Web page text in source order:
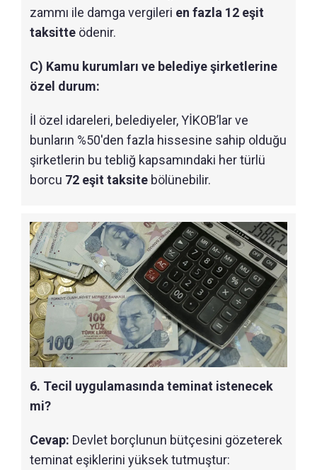
zammı ile damga vergileri en fazla 12 eşit
taksitte ödenir.
C) Kamu kurumları ve belediye şirketlerine
özel durum:
İl özel idareleri, belediyeler, YİKOB’lar ve
bunların %50'den fazla hissesine sahip olduğu
şirketlerin bu tebliğ kapsamındaki her türlü
borcu 72 eşit taksite bölünebilir.
6. Tecil uygulamasında teminat istenecek
mi?
Cevap: Devlet borçlunun bütçesini gözeterek
teminat eşiklerini yüksek tutmuştur: